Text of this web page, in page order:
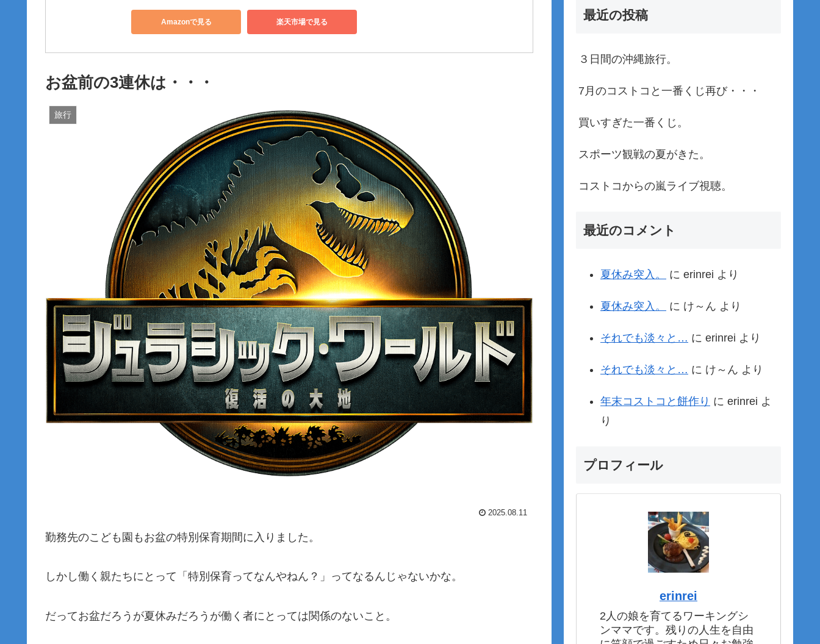
Amazonで見る 楽天市場で見る
お盆前の3連休は・・・
旅行
2025.08.11
勤務先のこども園もお盆の特別保育期間に入りました。
しかし働く親たちにとって「特別保育ってなんやねん？」ってなるんじゃないかな。
だってお盆だろうが夏休みだろうが働く者にとっては関係のないこと。
最近の投稿
３日間の沖縄旅行。
7月のコストコと一番くじ再び・・・
買いすぎた一番くじ。
スポーツ観戦の夏がきた。
コストコからの嵐ライブ視聴。
最近のコメント
夏休み突入。 に erinrei より
夏休み突入。 に け～ん より
それでも淡々と… に erinrei より
それでも淡々と… に け～ん より
年末コストコと餅作り に erinrei よ
り
プロフィール
erinrei
2人の娘を育てるワーキングシ
ンママです。残りの人生を自由